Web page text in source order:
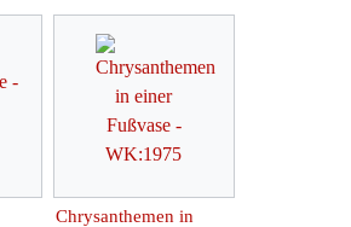
Chrysanthemen in